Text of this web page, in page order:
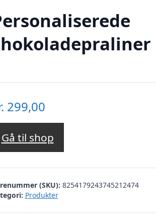
299,00
Gå til shop
(SKU): 8254179243745212474
Produkter